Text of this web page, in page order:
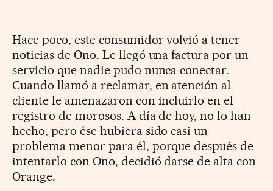
Hace poco, este consumidor volvió a tener
noticias de Ono. Le llegó una factura por un
servicio que nadie pudo nunca conectar.
Cuando llamó a reclamar, en atención al
cliente le amenazaron con incluirlo en el
registro de morosos. A día de hoy, no lo han
hecho, pero ése hubiera sido casi un
problema menor para él, porque después de
intentarlo con Ono, decidió darse de alta con
Orange.